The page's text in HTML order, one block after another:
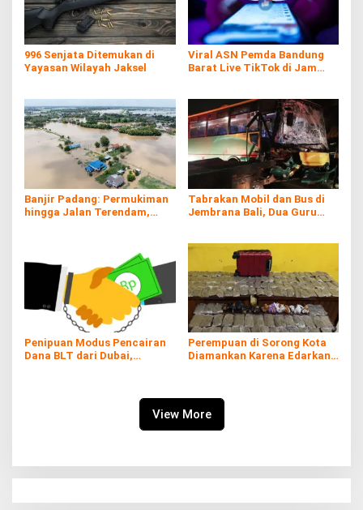
996 Senjata Ditemukan di
Yayasan Wilayah Jaksel
Viral ASN Pemda Bandung
Barat Live TikTok di Jam
Banjir Padang: Permukiman
hingga Jalan Terendam,
Tabrakan Mobil dan Bus di
Jembrana Bali, Dua Guru
Penipuan Modus Pencairan
Dana BLT dari Dubai,
Perempuan di Sorong Kota
Diamankan Karena Edarkan
View More